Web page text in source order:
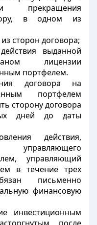
прекращения
в одном из
сторон договора;
выданной
лицензии
портфелем.
договора на
портфелем
сторону договора
дней до даты
действия,
управляющий
в течение трех
письменно
финансовую
инвестиционным